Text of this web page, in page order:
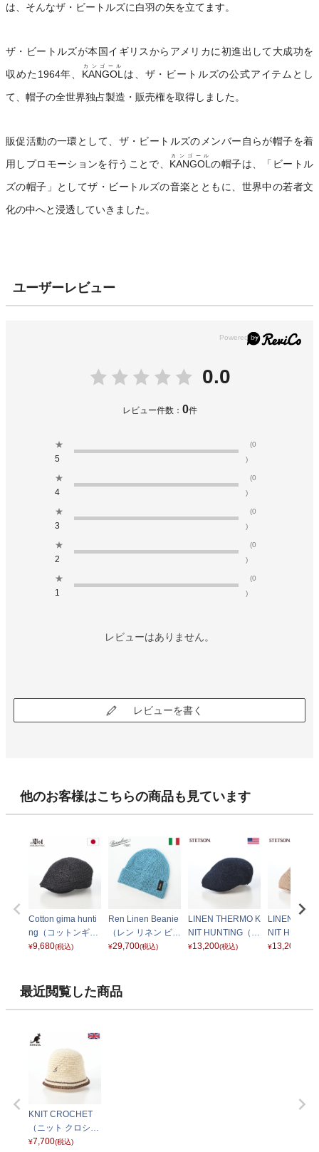
は、そんなザ・ビートルズに白羽の矢を立てます。
ザ・ビートルズが本国イギリスからアメリカに初進出して大成功を
収めた1964年、 KANGOL
カンゴール
は、ザ・ビートルズの公式アイテムとし
て、帽子の全世界独占製造・販売権を取得しました。
販促活動の一環として、ザ・ビートルズのメンバー自らが帽子を着
用しプロモーションを行うことで、 KANGOL
カンゴール
の帽子は、「ビートル
ズの帽子」としてザ・ビートルズの音楽とともに、世界中の若者文
化の中へと浸透していきました。
ユーザーレビュー
0.0
レビュー件数： 0件
★
5
(0
)
★
4
(0
)
★
3
(0
)
★
2
(0
)
★
1
(0
)
レビューはありません。
レビューを書く
他のお客様はこちらの商品も見ています
Cotton gima hunti
ng（コットンギマ
ハンチング） ネイ
¥9,680(税込)
Ren Linen Beanie
（レン リネン ビー
ニー） 130391 タ
¥29,700(税込)
LINEN THERMO K
NIT HUNTING（リ
ネン サーモニット
¥13,200(税込)
LINEN
NIT
ネン サーモ
¥13,200
最近閲覧した商品
KNIT CROCHET
（ニット クロシ
ェ） アイボリー
¥7,700(税込)